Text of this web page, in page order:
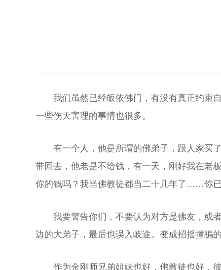
我们虽然已经皈依佛门，有没有真正约束
一些伤天害理的事情也很多。
有一个人，他是所谓的佛弟子，跟人家买
带回去，他老是不给钱，有一天，刚好我在老
你的钱吗？我当佛教徒都当二十几年了……你
我要警告你们，不要认为对方是佛友，或
边的大弟子，最后也误入岐途。变成招摇撞骗
作为金刚师兄弟姐妹也好，佛教徒也好，